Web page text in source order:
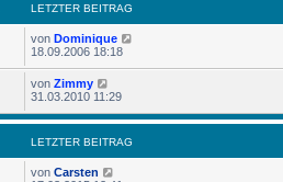
LETZTER BEITRAG
von Dominique
18.09.2006 18:18
von Zimmy
31.03.2010 11:29
LETZTER BEITRAG
von Carsten